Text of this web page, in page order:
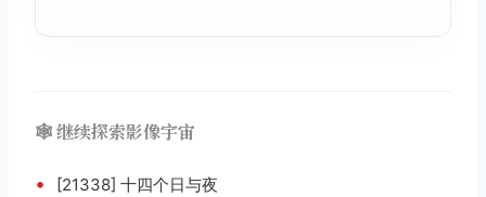
🕸️ 继续探索影像宇宙
• [21338] 十四个日与夜